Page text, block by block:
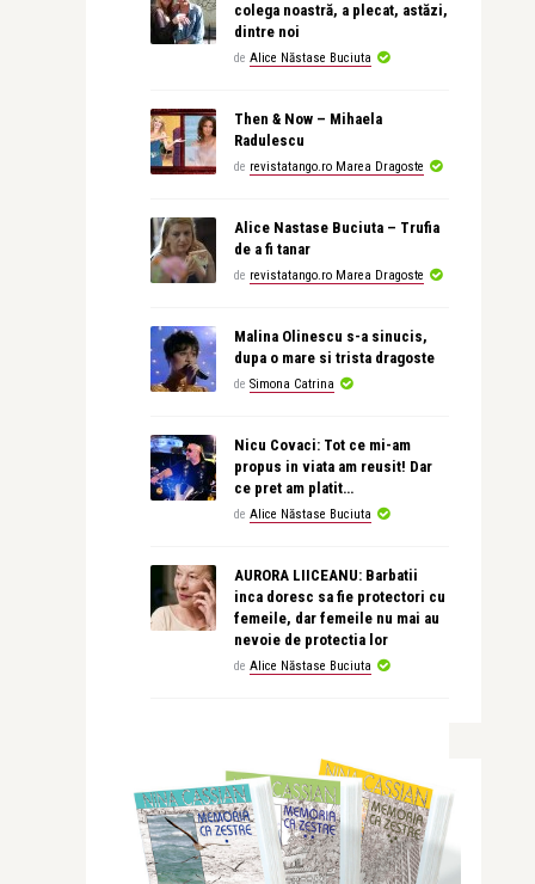
colega noastră, a plecat, astăzi,
dintre noi
de Alice Năstase Buciuta
Then & Now – Mihaela
Radulescu
de revistatango.ro Marea Dragoste
Alice Nastase Buciuta – Trufia
de a fi tanar
de revistatango.ro Marea Dragoste
Malina Olinescu s-a sinucis,
dupa o mare si trista dragoste
de Simona Catrina
Nicu Covaci: Tot ce mi-am
propus in viata am reusit! Dar
ce pret am platit…
de Alice Năstase Buciuta
AURORA LIICEANU: Barbatii
inca doresc sa fie protectori cu
femeile, dar femeile nu mai au
nevoie de protectia lor
de Alice Năstase Buciuta